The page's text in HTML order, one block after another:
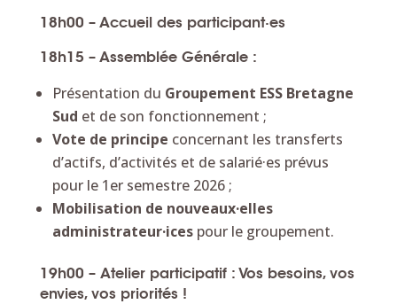
18h00 – Accueil des participant·es
18h15 – Assemblée Générale :
Présentation du Groupement ESS Bretagne
Sud et de son fonctionnement ;
Vote de principe concernant les transferts
d’actifs, d’activités et de salarié·es prévus
pour le 1er semestre 2026 ;
Mobilisation de nouveaux·elles
administrateur·icespour le groupement.
19h00 – Atelier participatif : Vos besoins, vos
envies, vos priorités !